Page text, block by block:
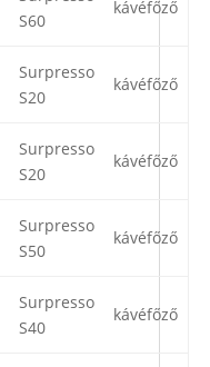
S60
kávéfőző
Surpresso
S20
kávéfőző
Surpresso
S20
kávéfőző
Surpresso
S50
kávéfőző
Surpresso
S40
kávéfőző